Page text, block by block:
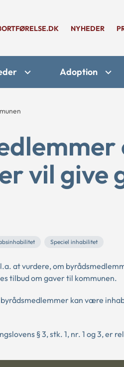
NYHEDER
Adoption
vil give
Speciel inhabilitet
at vurdere, om
tilbud om gaver til kommunen.
kan være
§ 3, stk. 1, nr. 1 og 3, er